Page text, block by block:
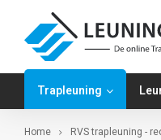
Trapleuning
Home RVS trapleuning -